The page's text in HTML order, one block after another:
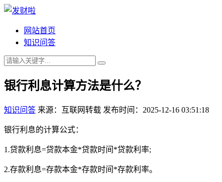
网站首页
知识问答
银行利息计算方法是什么？
知识问答 来源：互联网转载 发布时间：2025-12-16 03:51:18
银行利息的计算公式：
1.贷款利息=贷款本金*贷款时间*贷款利率;
2.存款利息=存款本金*存款时间*存款利率。